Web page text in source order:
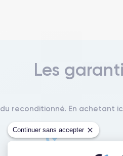
Continuer sans accepter
Les
reconditionné. En achetant